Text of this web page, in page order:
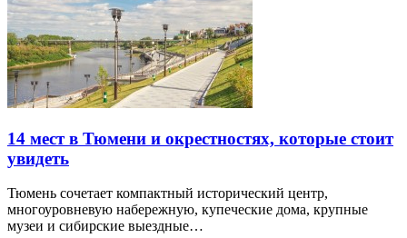
14 мест в Тюмени и окрестностях, которые стоит
увидеть
Тюмень сочетает компактный исторический центр,
многоуровневую набережную, купеческие дома, крупные
музеи и сибирские выездные…